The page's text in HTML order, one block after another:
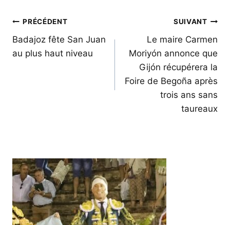
Navigation
de
l’article
PRÉCÉDENT
Badajoz fête San Juan
au plus haut niveau
SUIVANT
Le maire Carmen
Moriyón annonce que
Gijón récupérera la
Foire de Begoña après
trois ans sans
taureaux